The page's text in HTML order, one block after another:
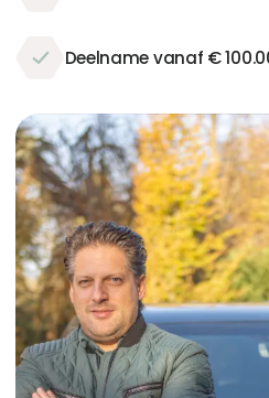
Deelname vanaf €